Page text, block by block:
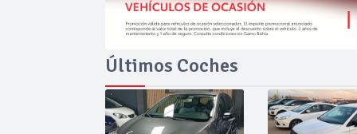
Últimos Coches